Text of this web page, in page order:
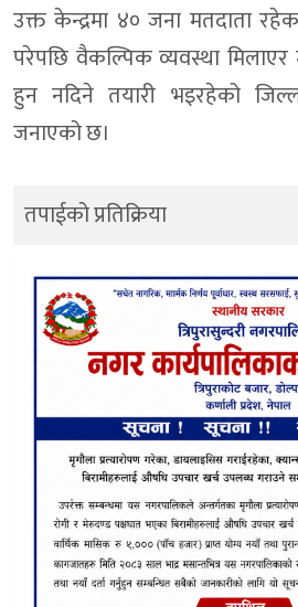
उक्त केन्द्रमा ४० जना मतदाता
परेपछि वैकल्पिक व्यवस्था मिलाएर
हुन नदिने तयारी भइरहेको
जनाएको छ।
तपाईको प्रतिक्रिया